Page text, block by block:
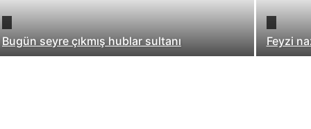
Bugün seyre çıkmış hublar sultanı Feyzi